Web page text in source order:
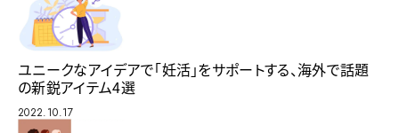
ユニークなアイデアで「妊活」をサポートする、海外で話題
の新鋭アイテム4選
2022.10.17